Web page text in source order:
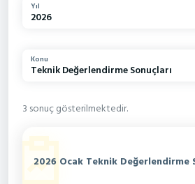
2026
Yıl
Teknik Değerlendirme Sonuçları
Konu
3 sonuç gösterilmektedir.
2026 Ocak Teknik Değerlendirme